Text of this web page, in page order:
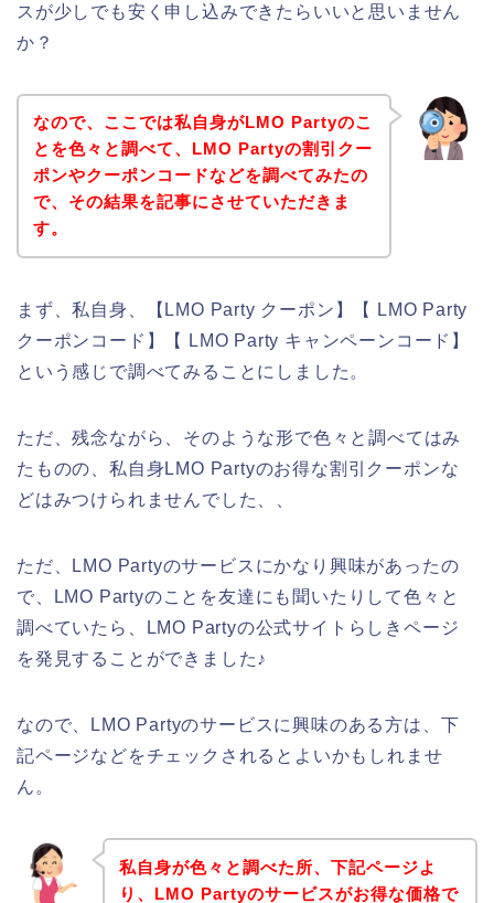
スが少しでも安く申し込みできたらいいと思いません
か？
なので、ここでは私自身がLMO Partyのこ
とを色々と調べて、LMO Partyの割引クー
ポンやクーポンコードなどを調べてみたの
で、その結果を記事にさせていただきま
す。
まず、私自身、【LMO Party クーポン】【 LMO Party
クーポンコード】【 LMO Party キャンペーンコード】
という感じで調べてみることにしました。
ただ、残念ながら、そのような形で色々と調べてはみ
たものの、私自身LMO Partyのお得な割引クーポンな
どはみつけられませんでした、、
ただ、LMO Partyのサービスにかなり興味があったの
で、LMO Partyのことを友達にも聞いたりして色々と
調べていたら、LMO Partyの公式サイトらしきページ
を発見することができました♪
なので、LMO Partyのサービスに興味のある方は、下
記ページなどをチェックされるとよいかもしれませ
ん。
私自身が色々と調べた所、下記ページよ
り、LMO Partyのサービスがお得な価格で